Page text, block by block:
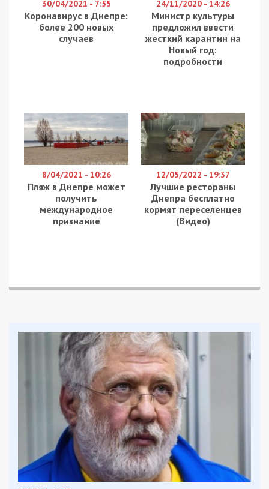
міста Самар, Кам’янське та ще три райони
Дніпропетровщини, застосовуючи безпілотники,
артилерію та керовану авіабомбу. Внаслідок
ворожих ударів важко поранено чоловіка. Про це
повідомляє49000з посиланням на
Дніпропетровську ОВА.
У Нікопольському районі під ударом були
Нікополь, Червоногригорівська і Покровська
громади. Пошкоджені адмінбудівля,
У Криворізькому районі окупанти вдарили по
У місті Самар пошкоджена інфраструктура через
ворожі удари.
У місті Кам’янське понівечене підприємство
внаслідок атаки.
У Синельниківському районі противник завдав
удару по Васильківській громаді. Пошкоджені
приватні будинки та автівка.
Нагадаємо, раніше ми повідомляли про те, що
ворог понад 40 разів атакував
Дніпропетровщину безпілотниками.